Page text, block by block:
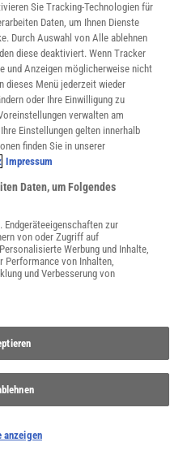
SPEKTRUM SHOP
abonnieren
abbestellen. Infos zu unserem Umgang
Sie in unserer Datenschutzerklärung
Sie Tracking-Technologien für
Daten, um Ihnen Dienste
Durch Auswahl von Alle ablehnen
diese deaktiviert. Wenn Tracker
und Anzeigen möglicherweise nicht
dieses Menü jederzeit wieder
oder Ihre Einwilligung zu
verwalten am
Einstellungen gelten innerhalb
finden Sie in unserer
Impressum
Daten, um Folgendes
Endgeräteeigenschaften zur
von oder Zugriff auf
Werbung und Inhalte,
Performance von Inhalten,
und Verbesserung von
anzeigen